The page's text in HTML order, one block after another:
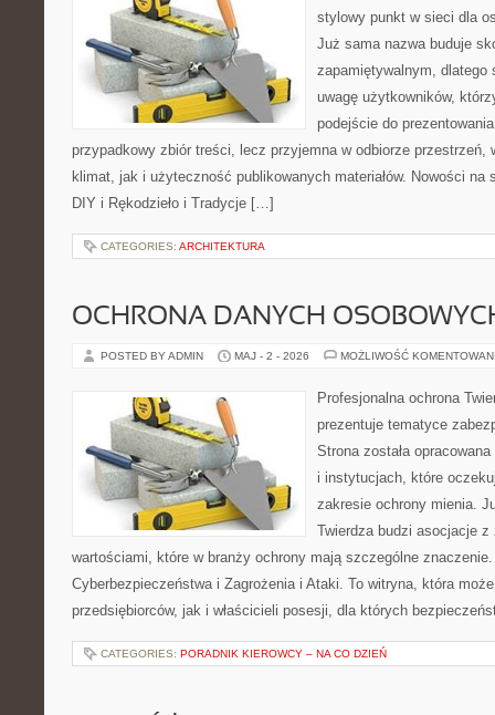
stylowy punkt w sieci dla
Już sama nazwa buduje
zapamiętywalnym, dlatego
uwagę użytkowników,
podejście do
przypadkowy zbiór treści, lecz przyjemna w odbiorze przestrzeń,
klimat, jak i użyteczność publikowanych materiałów. Nowości na
DIY i Rękodzieło i Tradycje […]
CATEGORIES: ARCHITEKTURA
OCHRONA DANYCH
POSTED BY ADMIN MAJ - 2 - 2026 MOŻLIWOŚĆ
Profesjonalna ochrona
prezentuje tematyce
Strona została
i instytucjach, które
zakresie ochrony mienia.
Twierdza budzi asocjacje
wartościami, które w branży ochrony mają szczególne
Cyberbezpieczeństwa i Zagrożenia i Ataki. To witryna, która
przedsiębiorców, jak i właścicieli posesji, dla których
CATEGORIES: PORADNIK KIEROWCY – NA CO DZIEŃ